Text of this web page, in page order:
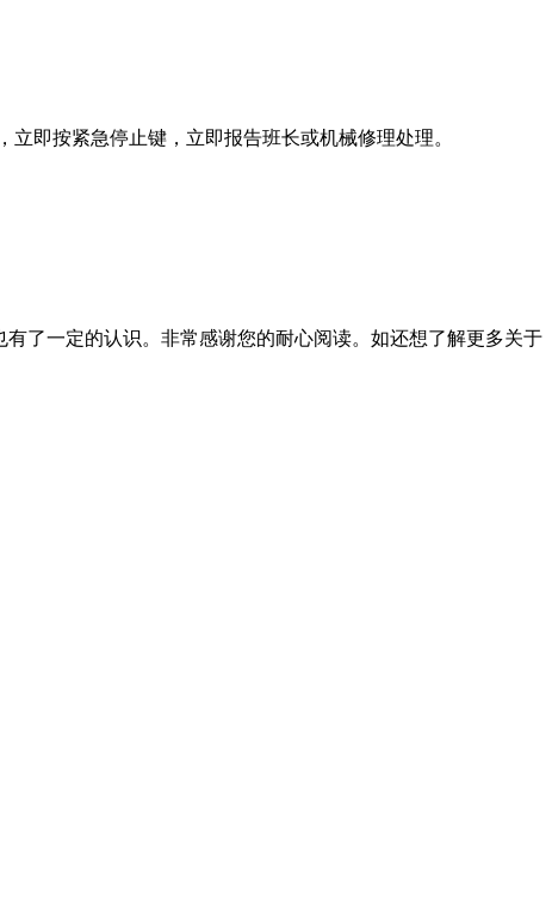
即按紧急停止键，立即报告班长或机械修理处理。
了一定的认识。非常感谢您的耐心阅读。如还想了解更多关于